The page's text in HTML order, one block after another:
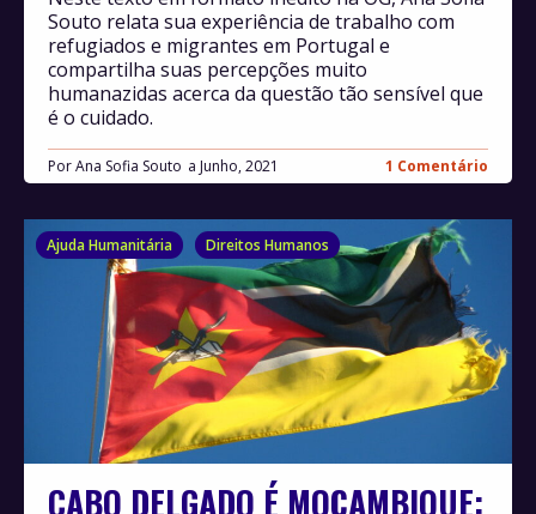
PorAna Sofia Souto Junho, 2021 1 Comentário
Souto relata sua experiência de trabalho com
refugiados e migrantes em Portugal e
compartilha suas percepções muito
humanazidas acerca da questão tão sensível que
é o cuidado.
Ajuda Humanitária Direitos Humanos
CABO DELGADO É MOÇAMBIQUE: